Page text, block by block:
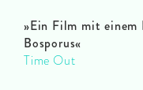
»Ein Film mit einem
Bosporus«
Time Out